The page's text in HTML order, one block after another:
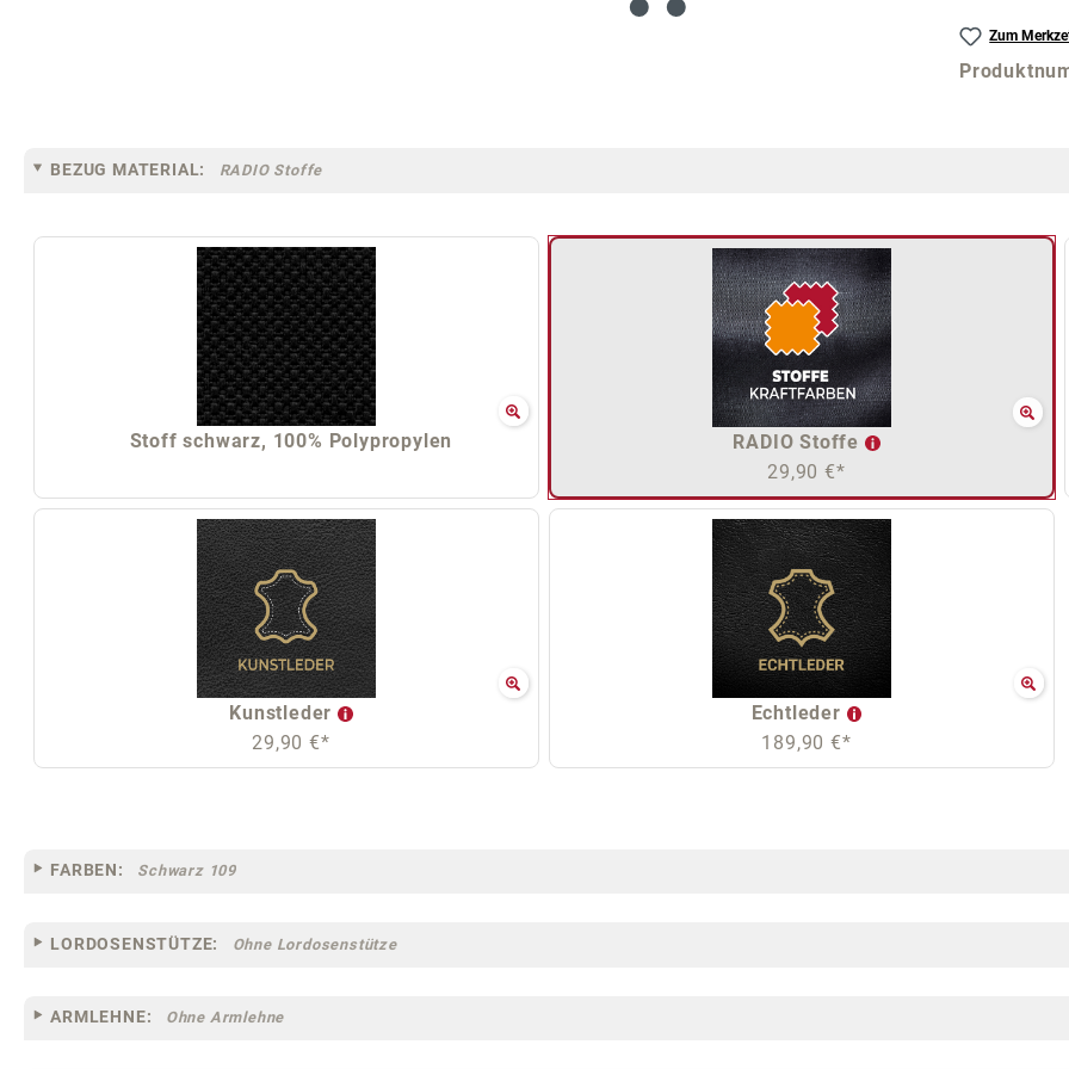
Zum
BEZUG MATERIAL: RADIO Stoffe
Stoff schwarz, 100% Polypropylen
RADIO Stoffe
29,90 €*
Kunstleder
29,90 €*
Echtleder
189,90 €*
FARBEN: Schwarz 109
LORDOSENSTÜTZE: Ohne Lordosenstütze
ARMLEHNE: Ohne Armlehne